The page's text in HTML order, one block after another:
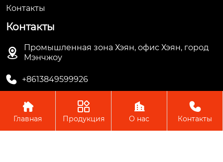
Контакты
Контакты

Промышленная зона Хэян, офис Хэян, город
Мэнчжоу
 +8613849599926
Авторское право © ООО Мэнчжоу Ляньгуань Пластик

Главная

Продукция

О нас

Контакты